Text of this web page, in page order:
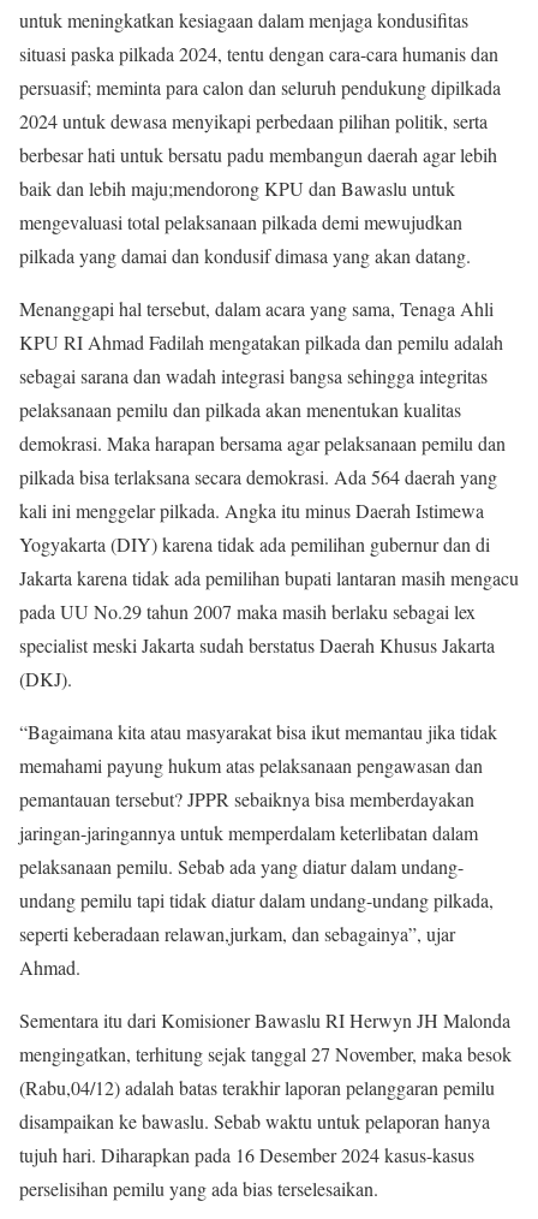
untuk meningkatkan kesiagaan dalam menjaga kondusifitas
situasi paska pilkada 2024, tentu dengan cara-cara humanis dan
persuasif; meminta para calon dan seluruh pendukung dipilkada
2024 untuk dewasa menyikapi perbedaan pilihan politik, serta
berbesar hati untuk bersatu padu membangun daerah agar lebih
baik dan lebih maju;mendorong KPU dan Bawaslu untuk
mengevaluasi total pelaksanaan pilkada demi mewujudkan
pilkada yang damai dan kondusif dimasa yang akan datang.
Menanggapi hal tersebut, dalam acara yang sama, Tenaga Ahli
KPU RI Ahmad Fadilah mengatakan pilkada dan pemilu adalah
sebagai sarana dan wadah integrasi bangsa sehingga integritas
pelaksanaan pemilu dan pilkada akan menentukan kualitas
demokrasi. Maka harapan bersama agar pelaksanaan pemilu dan
pilkada bisa terlaksana secara demokrasi. Ada 564 daerah yang
kali ini menggelar pilkada. Angka itu minus Daerah Istimewa
Yogyakarta (DIY) karena tidak ada pemilihan gubernur dan di
Jakarta karena tidak ada pemilihan bupati lantaran masih mengacu
pada UU No.29 tahun 2007 maka masih berlaku sebagai lex
specialist meski Jakarta sudah berstatus Daerah Khusus Jakarta
(DKJ).
“Bagaimana kita atau masyarakat bisa ikut memantau jika tidak
memahami payung hukum atas pelaksanaan pengawasan dan
pemantauan tersebut? JPPR sebaiknya bisa memberdayakan
jaringan-jaringannya untuk memperdalam keterlibatan dalam
pelaksanaan pemilu. Sebab ada yang diatur dalam undang-
undang pemilu tapi tidak diatur dalam undang-undang pilkada,
seperti keberadaan relawan,jurkam, dan sebagainya”, ujar
Ahmad.
Sementara itu dari Komisioner Bawaslu RI Herwyn JH Malonda
mengingatkan, terhitung sejak tanggal 27 November, maka besok
(Rabu,04/12) adalah batas terakhir laporan pelanggaran pemilu
disampaikan ke bawaslu. Sebab waktu untuk pelaporan hanya
tujuh hari. Diharapkan pada 16 Desember 2024 kasus-kasus
perselisihan pemilu yang ada bias terselesaikan.